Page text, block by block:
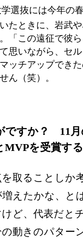
選抜には今年の
たときに、岩武
この遠征で彼ら
思いながら、セ
ッチアップでき
ん（笑）。
ですか？ 11
MVPを受賞す
取ることしか
えたかな、と
ど、代表だと
動きのパター